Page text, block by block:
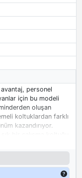
avantaj, personel
için bu modeli
oluşan
koltuklardan farklı
kazandırıyor.